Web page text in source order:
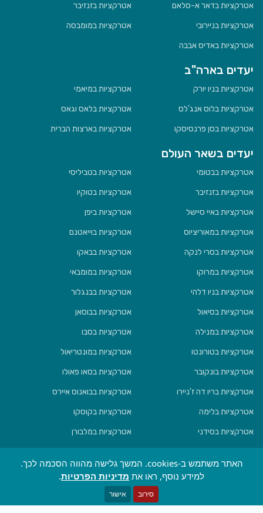
פתח מסנן
אטרקציות בדאר א-סלאם
אטרקציות בזנזיבר
אטרקציות בניירובי
אטרקציות במומבסה
אטרקציות באדיס אבבה
יעדים בארה"ב
אטרקציות בניו יורק
אטרקציות במיאמי
אטרקציות בלוס אנג'לס
אטרקציות בלאס וגאס
אטרקציות בסן פרנסיסקו
אטרקציות בארצות הברית
יעדים בשאר העולם
אטרקציות בבטומי
אטרקציות בטביליסי
אטרקציות בזנזיבר
אטרקציות בטוקיו
אטרקציות באיי סיישל
אטרקציות ביפן
אטרקציות במאוריציוס
אטרקציות בוייאטנם
אטרקציות בסרי לנקה
אטרקציות בבאקו
אטרקציות במרוקו
אטרקציות במומבאי
אטרקציות בניו דלהי
אטרקציות בבנגלור
אטרקציות בסיאול
אטרקציות בבוסאן
אטרקציות במנילה
אטרקציות בסבו
אטרקציות בטורונטו
אטרקציות במונטריאול
אטרקציות בונקובר
אטרקציות בסאו פאולו
אטרקציות בריו דה ז'ניירו
אטרקציות בבואנוס איירס
אטרקציות בלימה
אטרקציות בקוסקו
אטרקציות בסידני
אטרקציות במלבורן
אטרקציות בולינגטון
אטרקציות בקרייסצ'ארץ'
האתר משתמש ב-cookies. המשך גלישה מהווה הסכמה לכך.
למידע נוסף, ראו את מדיניות הפרטיות.
סירוב אישור